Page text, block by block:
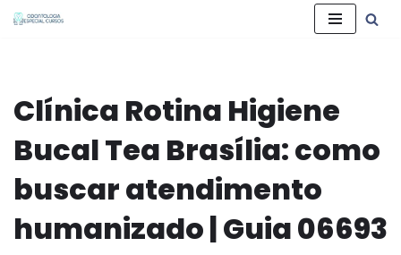
conteúdo
Clínica Rotina Higiene
Bucal Tea Brasília: como
buscar atendimento
humanizado | Guia 06693